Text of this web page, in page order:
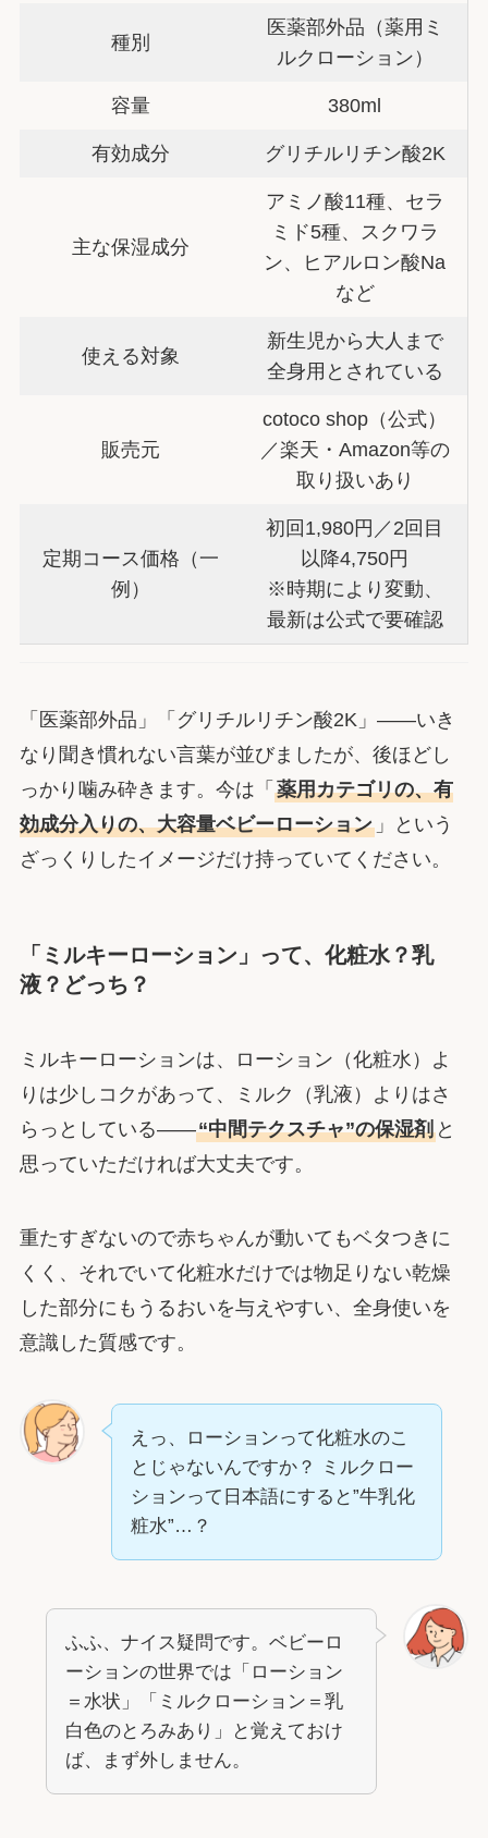
種別
医薬部外品（薬用ミ
ルクローション）
容量 380ml
有効成分 グリチルリチン酸2K
主な保湿成分
アミノ酸11種、セラ
ミド5種、スクワラ
ン、ヒアルロン酸Na
など
使える対象
新生児から大人まで
全身用とされている
販売元
cotoco shop（公式）
／楽天・Amazon等の
取り扱いあり
定期コース価格（一
例）
初回1,980円／2回目
以降4,750円
※時期により変動、
最新は公式で要確認
「医薬部外品」「グリチルリチン酸2K」――いき
なり聞き慣れない言葉が並びましたが、後ほどし
っかり噛み砕きます。今は「 薬用カテゴリの、有
効成分入りの、大容量ベビーローション」という
ざっくりしたイメージだけ持っていてください。
「ミルキーローション」って、化粧水？乳
液？どっち？
ミルキーローションは、ローション（化粧水）よ
りは少しコクがあって、ミルク（乳液）よりはさ
らっとしている――“中間テクスチャ”の保湿剤と
思っていただければ大丈夫です。
重たすぎないので赤ちゃんが動いてもベタつきに
くく、それでいて化粧水だけでは物足りない乾燥
した部分にもうるおいを与えやすい、全身使いを
意識した質感です。
えっ、ローションって化粧水のこ
とじゃないんですか？ ミルクロー
ションって日本語にすると”牛乳化
粧水”…？
ふふ、ナイス疑問です。ベビーロ
ーションの世界では「ローション
＝水状」「ミルクローション＝乳
白色のとろみあり」と覚えておけ
ば、まず外しません。